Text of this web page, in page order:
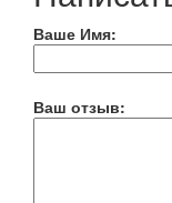
Ваше Имя:
Ваш отзыв: